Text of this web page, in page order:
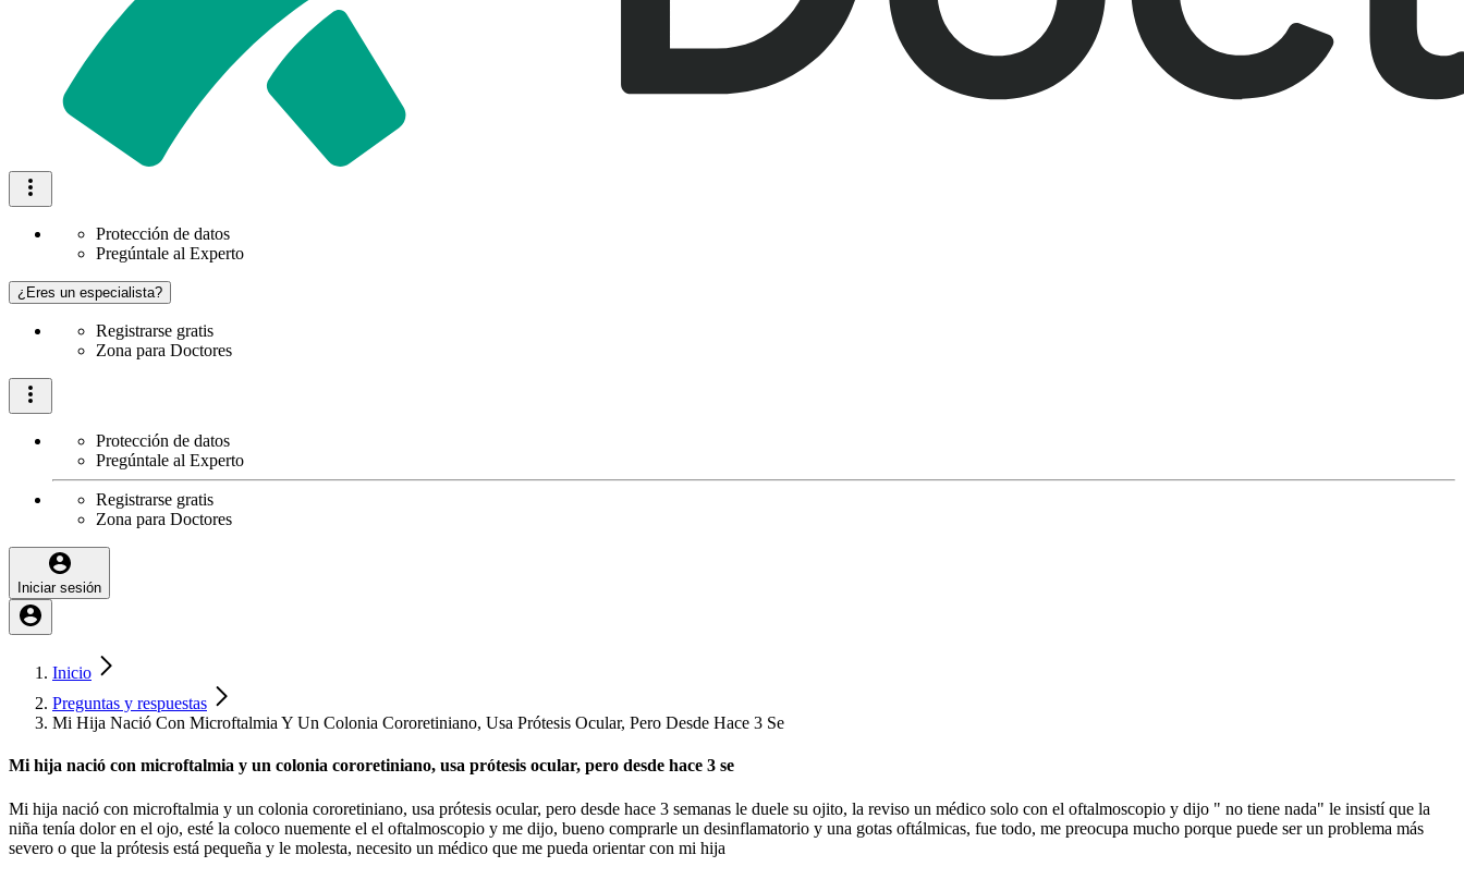
Protección de datos
Pregúntale al Experto
¿Eres un especialista?
Registrarse gratis
Zona para Doctores
Protección de datos
Pregúntale al Experto
Registrarse gratis
Zona para Doctores
Iniciar sesión
Inicio
Preguntas y respuestas
Mi Hija Nació Con Microftalmia Y Un Colonia Cororetiniano, Usa Prótesis Ocular, Pero Desde Hace 3 Se
Mi hija nació con microftalmia y un colonia cororetiniano, usa prótesis ocular, pero desde hace 3 se
Mi hija nació con microftalmia y un colonia cororetiniano, usa prótesis ocular, pero desde hace 3 semanas le duele su ojito, la reviso un médico solo con el oftalmoscopio y dijo " no tiene nada" le insistí que la
niña tenía dolor en el ojo, esté la coloco nuemente el el oftalmoscopio y me dijo, bueno comprarle un desinflamatorio y una gotas oftálmicas, fue todo, me preocupa mucho porque puede ser un problema más
severo o que la prótesis está pequeña y le molesta, necesito un médico que me pueda orientar con mi hija